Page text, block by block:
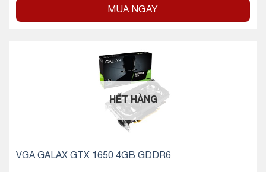
MUA NGAY
HẾT HÀNG
VGA GALAX GTX 1650 4GB GDDR6